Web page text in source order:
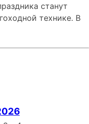
станут
технике. В